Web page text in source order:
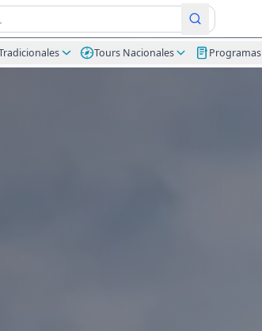
Tours Nacionales Programas